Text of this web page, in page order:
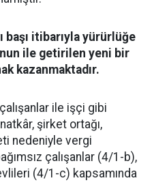
başı itibarıyla yürürlüğe
ile getirilen yeni bir
kazanmaktadır.
ile işçi gibi
şirket ortağı,
nedeniyle vergi
çalışanlar (4/1-b),
(4/1-c) kapsamında